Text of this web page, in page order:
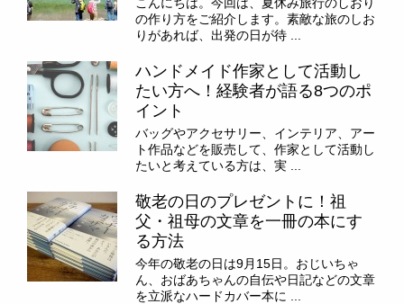
の作り方をご紹介します。素敵な旅のしお
りがあれば、出発の日が待 ...
ハンドメイド作家として活動し
たい方へ！経験者が語る8つのポ
イント
バッグやアクセサリー、インテリア、アー
ト作品などを販売して、作家として活動し
たいと考えている方は、実 ...
敬老の日のプレゼントに！祖
父・祖母の文章を一冊の本にす
る方法
今年の敬老の日は9月15日。おじいちゃ
ん、おばあちゃんの自伝や日記などの文章
を立派なハードカバー本に ...